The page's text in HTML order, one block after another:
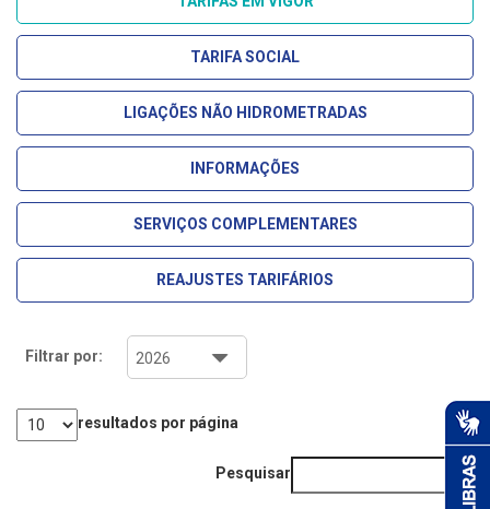
TARIFA SOCIAL
LIGAÇÕES NÃO HIDROMETRADAS
INFORMAÇÕES
SERVIÇOS COMPLEMENTARES
REAJUSTES TARIFÁRIOS
Filtrar por:
resultados por página
Pesquisar